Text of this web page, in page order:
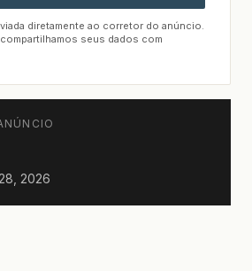
diretamente ao corretor do anúncio.
seus dados com
2026